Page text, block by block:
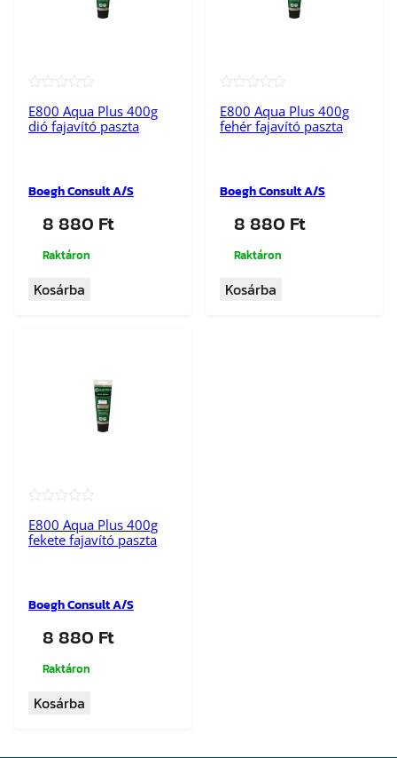
E800 Aqua Plus 400g
dió fajavító paszta
Boegh Consult A/S
8 880 Ft
Raktáron
Kosárba
E800 Aqua Plus 400g
fehér fajavító paszta
Boegh Consult A/S
8 880 Ft
Raktáron
Kosárba
E800 Aqua Plus 400g
fekete fajavító paszta
Boegh Consult A/S
8 880 Ft
Raktáron
Kosárba